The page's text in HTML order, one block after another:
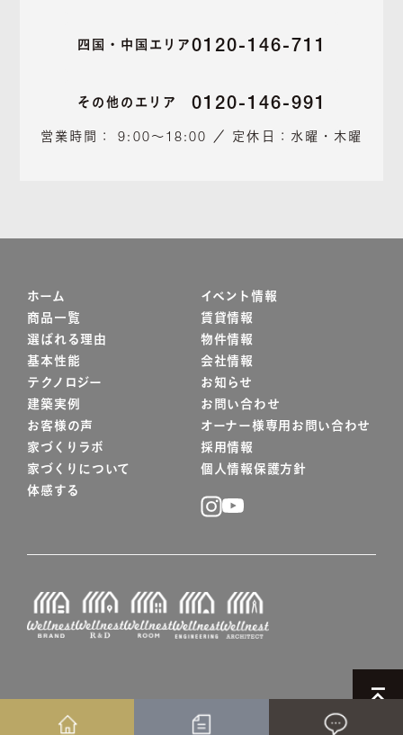
四国・中国エリア 0120-146-711
その他のエリア 0120-146-991
営業時間： 9:00～18:00 ／ 定休日：水曜・木曜
ホーム
商品一覧
選ばれる理由
基本性能
テクノロジー
建築実例
お客様の声
家づくりラボ
家づくりについて
体感する
イベント情報
賃貸情報
物件情報
会社情報
お知らせ
お問い合わせ
オーナー様専用お問い合わせ
採用情報
個人情報保護方針